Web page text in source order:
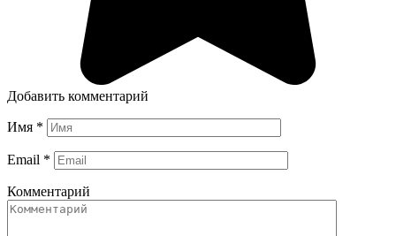
Добавить комментарий
Имя *
Email *
Комментарий